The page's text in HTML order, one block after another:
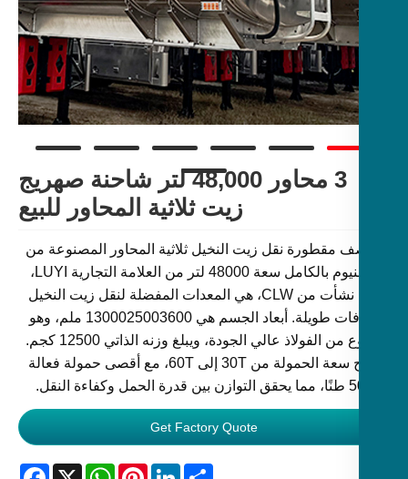
3 محاور 48,000 لتر شاحنة صهريج
زيت ثلاثية المحاور للبيع
مقطورة نقل زيت النخيل ثلاثية المحاور المصنوعة من
الألومنيوم بالكامل سعة 48000 لتر من العلامة التجارية LUYI،
والتي نشأت من CLW، هي المعدات المفضلة لنقل زيت النخيل
لمسافات طويلة. أبعاد الجسم هي 1300025003600 ملم، وهو
مصنوع من الفولاذ عالي الجودة، ويبلغ وزنه الذاتي 12500 كجم.
تتراوح سعة الحمولة من 30T إلى 60T، مع أقصى حمولة فعالة
Get Factory Quote
Facebook X
WhatsAppPinterestLinkedIn